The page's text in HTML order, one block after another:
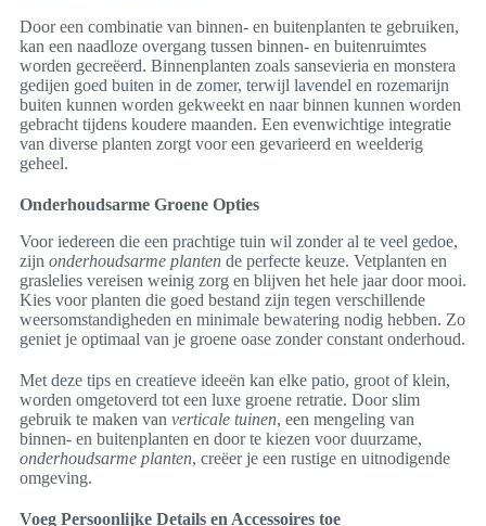
Door een combinatie van binnen- en buitenplanten te gebruiken,
kan een naadloze overgang tussen binnen- en buitenruimtes
worden gecreëerd. Binnenplanten zoals sansevieria en monstera
gedijen goed buiten in de zomer, terwijl lavendel en rozemarijn
buiten kunnen worden gekweekt en naar binnen kunnen worden
gebracht tijdens koudere maanden. Een evenwichtige integratie
van diverse planten zorgt voor een gevarieerd en weelderig
geheel.
Onderhoudsarme Groene Opties
Voor iedereen die een prachtige tuin wil zonder al te veel gedoe,
zijn onderhoudsarme planten de perfecte keuze. Vetplanten en
graslelies vereisen weinig zorg en blijven het hele jaar door mooi.
Kies voor planten die goed bestand zijn tegen verschillende
weersomstandigheden en minimale bewatering nodig hebben. Zo
geniet je optimaal van je groene oase zonder constant onderhoud.
Met deze tips en creatieve ideeën kan elke patio, groot of klein,
worden omgetoverd tot een luxe groene retratie. Door slim
gebruik te maken van verticale tuinen, een mengeling van
binnen- en buitenplanten en door te kiezen voor duurzame,
onderhoudsarme planten, creëer je een rustige en uitnodigende
omgeving.
Voeg Persoonlijke Details en Accessoires toe